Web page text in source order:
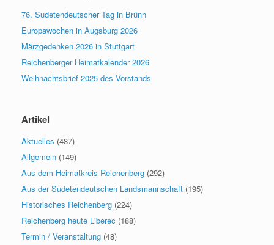
76. Sudetendeutscher Tag in Brünn
Europawochen in Augsburg 2026
Märzgedenken 2026 in Stuttgart
Reichenberger Heimatkalender 2026
Weihnachtsbrief 2025 des Vorstands
Artikel
Aktuelles (487)
Allgemein (149)
Aus dem Heimatkreis Reichenberg (292)
Aus der Sudetendeutschen Landsmannschaft (195)
Historisches Reichenberg (224)
Reichenberg heute Liberec (188)
Termin / Veranstaltung (48)